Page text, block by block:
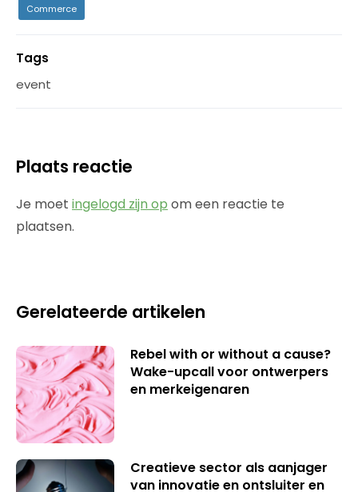
Commerce
Tags
event
Plaats reactie
Je moet ingelogd zijn op om een reactie te
plaatsen.
Gerelateerde artikelen
Rebel with or without a cause?
Wake-upcall voor ontwerpers
en merkeigenaren
Creatieve sector als aanjager
van innovatie en ontsluiter en